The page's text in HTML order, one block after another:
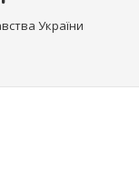
України